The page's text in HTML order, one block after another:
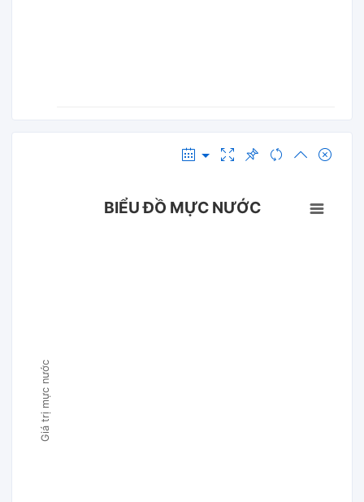
Giá trị mực nước
BIỂU ĐỒ MỰC NƯỚC